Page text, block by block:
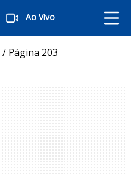
Ao Vivo
/ Página 203